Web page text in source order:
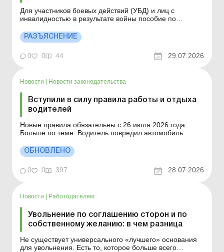
Для участников боевых действий (УБД) и лиц с
инвалидностью в результате войны пособие по
выплачивается в размере 100 % средней заработной
платы. Больше по теме: Как отмечать в табеле
временную нетрудоспособность работника, если
больничный оплачивается позже...
РАЗЪЯСНЕНИЕ
0 0 44 29.07.2026
Новости Новости законодательства
Вступили в силу правила работы и отдыха
водителей
Новые правила обязательны с 26 июля 2026 года.
Больше по теме: Водитель повредил автомобиль
расходы на ремонт? Водитель предприятия сбежал во
время загранкомандировки: как его уволить? Какие
документы должен иметь водитель для приема на ра...
ОБНОВЛЕНО
0 0 397 28.07.2026
Новости | Работодателям.
Увольнение по соглашению сторон и по
собственному желанию: в чем разница
Не существует универсального «лучшего» основания
для увольнения. Есть то, которое больше всего